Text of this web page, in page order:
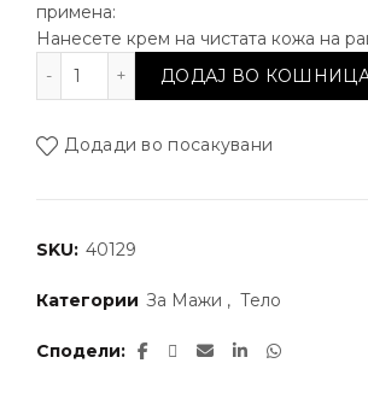
примена:
Нанесете крем на чистата кожа на
Крем за раце специјално
ДОДАЈ ВО
Додади во посакувани
SKU: 40129
Категории За Мажи , Тело
Сподели